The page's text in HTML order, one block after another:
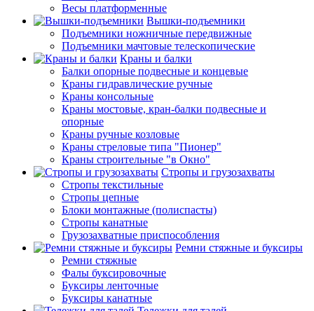
Весы платформенные
Вышки-подъемники
Подъемники ножничные передвижные
Подъемники мачтовые телескопические
Краны и балки
Балки опорные подвесные и концевые
Краны гидравлические ручные
Краны консольные
Краны мостовые, кран-балки подвесные и
опорные
Краны ручные козловые
Краны стреловые типа "Пионер"
Краны строительные "в Окно"
Стропы и грузозахваты
Стропы текстильные
Стропы цепные
Блоки монтажные (полиспасты)
Стропы канатные
Грузозахватные приспособления
Ремни стяжные и буксиры
Ремни стяжные
Фалы буксировочные
Буксиры ленточные
Буксиры канатные